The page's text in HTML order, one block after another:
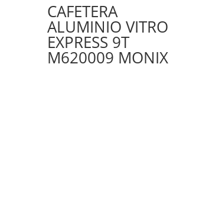
CAFETERA
ALUMINIO VITRO
EXPRESS 9T
M620009 MONIX